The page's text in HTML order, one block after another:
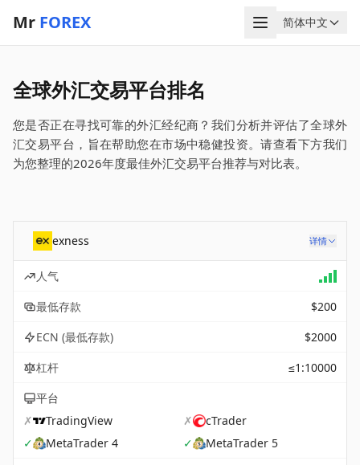
Mr FOREX 菜单
语言
简体中文
全球外汇交易平台排名
您是否正在寻找可靠的外汇经纪商？我们分析并评估了全球外
汇交易平台，旨在帮助您在市场中稳健投资。请查看下方我们
为您整理的2026年度最佳外汇交易平台推荐与对比表。
exness 详情
人气
最低存款
$200
ECN (最低存款)
$2000
杠杆
≤1:10000
平台
✗
TradingView ✗
cTrader
✓
MetaTrader 4 ✓
MetaTrader 5